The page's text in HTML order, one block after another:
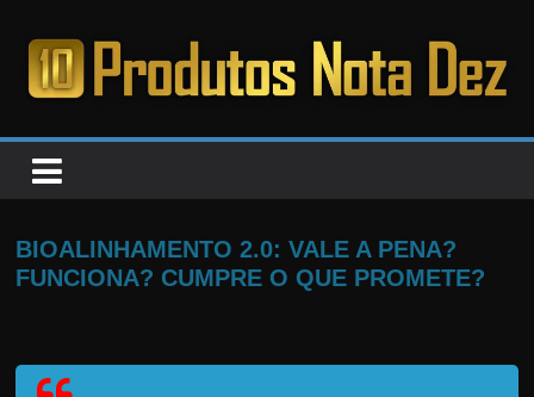
para
conteúdo
PRODUTOS
NOTA
DEZ
n
BIOALINHAMENTO 2.0: VALE A PENA?
FUNCIONA? CUMPRE O QUE PROMETE?